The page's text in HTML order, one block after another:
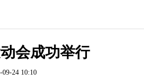
会成功举行
24 10:10